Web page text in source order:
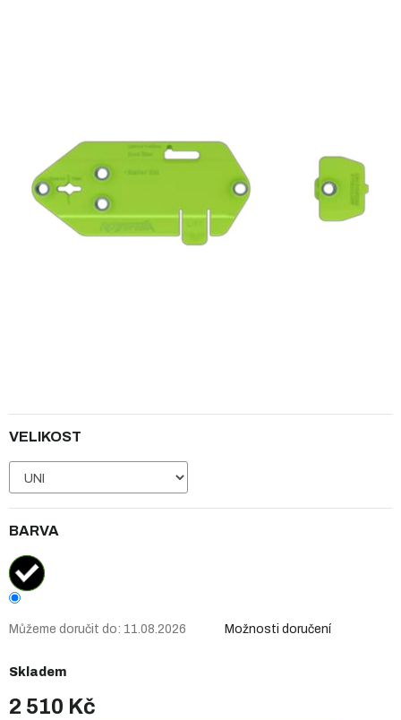
2 510 Kč
Skladem
VELIKOST
BARVA
Můžeme doručit do: 11.08.2026 Možnosti doručení